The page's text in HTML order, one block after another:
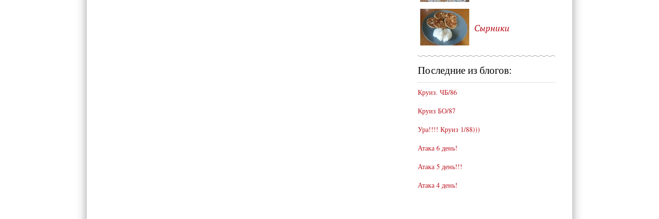
Сырники
Последние из блогов:
Круиз. ЧБ/86
Круиз БО/87
Ура!!!! Круиз 1/88)))
Атака 6 день!
Атака 5 день!!!
Атака 4 день!